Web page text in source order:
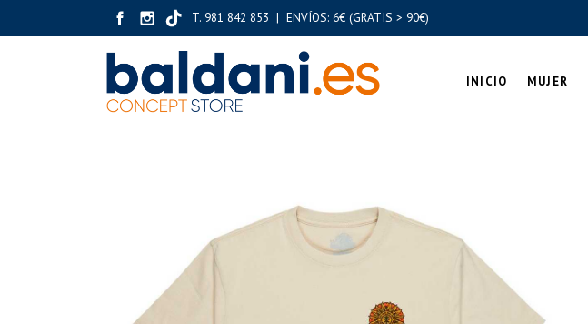
T. 981 842 853 | ENVÍOS: 6€ (GRATIS > 90€)
INICIO MUJER